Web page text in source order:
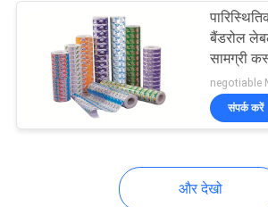
प्लास्टिक दही कप
बैंडरोल
सामग्री
लेबल
negotiable
संपर्क करें
और देखो